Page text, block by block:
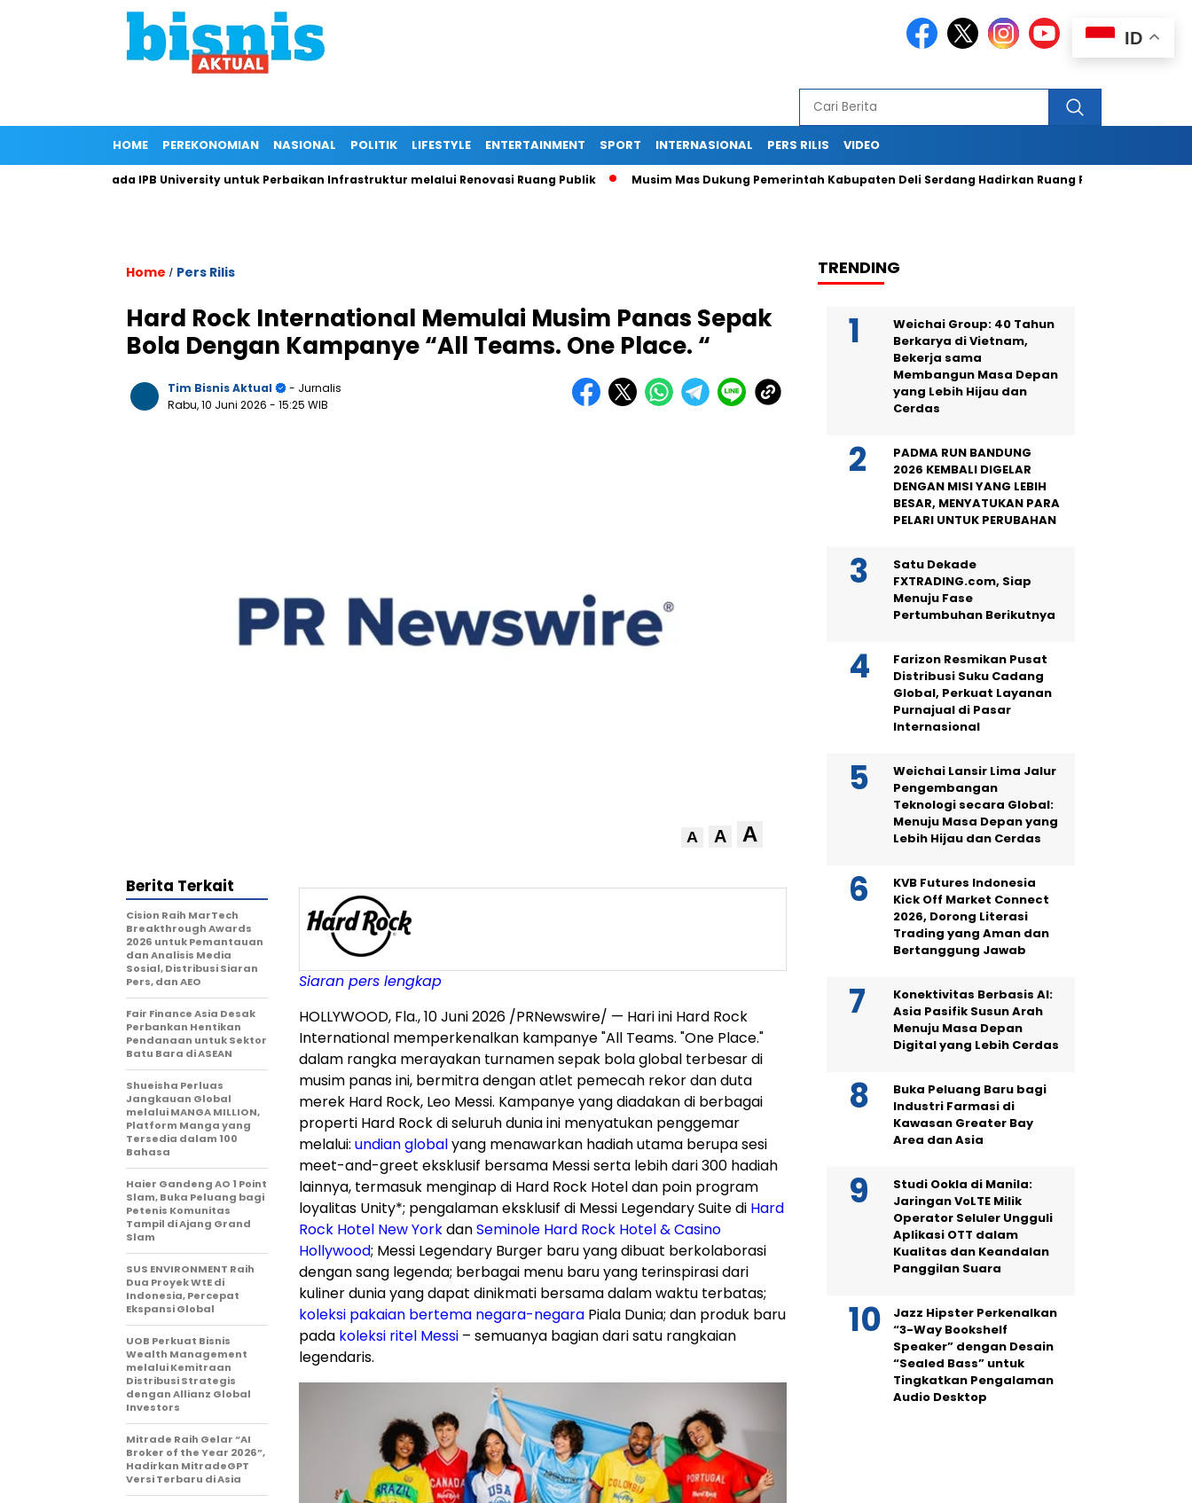
HOME PEREKONOMIAN NASIONAL POLITIK LIFESTYLE ENTERTAINMENT SPORT INTERNASIONAL PERS RILIS VIDEO
Kepada IPB University untuk Perbaikan Infrastruktur melalui Renovasi Ruang Publik Musim Mas Dukung Pemerintah Kabupaten Deli Serdang Hadirkan Ruang Publik Bersama
Home / Pers Rilis
Hard Rock International Memulai Musim Panas Sepak
Bola Dengan Kampanye “All Teams. One Place. “
Tim Bisnis Aktual
- Jurnalis
Rabu, 10 Juni 2026 - 15:25 WIB
A A A
Siaran pers lengkap
HOLLYWOOD, Fla.,10 Juni 2026 /PRNewswire/ — Hari ini Hard Rock
International memperkenalkan kampanye "All Teams. "One Place."
dalam rangka merayakan turnamen sepak bola global terbesar di
musim panas ini, bermitra dengan atlet pemecah rekor dan duta
merek Hard Rock, Leo Messi. Kampanye yang diadakan di berbagai
properti Hard Rock di seluruh dunia ini menyatukan penggemar
melalui: undian globalyang menawarkan hadiah utama berupa sesi
meet-and-greet eksklusif bersama Messi serta lebih dari 300 hadiah
lainnya, termasuk menginap di Hard Rock Hotel dan poin program
loyalitas Unity*; pengalaman eksklusif di Messi Legendary Suite di Hard
Rock Hotel New YorkdanSeminole Hard Rock Hotel & Casino
Hollywood; Messi Legendary Burger baru yang dibuat berkolaborasi
dengan sang legenda; berbagai menu baru yang terinspirasi dari
kuliner dunia yang dapat dinikmati bersama dalam waktu terbatas;
koleksi pakaian bertema negara-negara Piala Dunia; dan produk baru
pada koleksi ritel Messi – semuanya bagian dari satu rangkaian
legendaris.
Berita Terkait
Cision Raih MarTech
Breakthrough Awards
2026 untuk Pemantauan
dan Analisis Media
Sosial, Distribusi Siaran
Pers, dan AEO
Fair Finance Asia Desak
Perbankan Hentikan
Pendanaan untuk Sektor
Batu Bara di ASEAN
Shueisha Perluas
Jangkauan Global
melalui MANGA MILLION,
Platform Manga yang
Tersedia dalam 100
Bahasa
Haier Gandeng AO 1 Point
Slam, Buka Peluang bagi
Petenis Komunitas
Tampil di Ajang Grand
Slam
SUS ENVIRONMENT Raih
Dua Proyek WtE di
Indonesia, Percepat
Ekspansi Global
UOB Perkuat Bisnis
Wealth Management
melalui Kemitraan
Distribusi Strategis
dengan Allianz Global
Investors
Mitrade Raih Gelar “AI
Broker of the Year 2026”,
Hadirkan MitradeGPT
Versi Terbaru di Asia
TRENDING
Weichai Group: 40 Tahun
Berkarya di Vietnam,
Bekerja sama
Membangun Masa Depan
yang Lebih Hijau dan
Cerdas
PADMA RUN BANDUNG
2026 KEMBALI DIGELAR
DENGAN MISI YANG LEBIH
BESAR, MENYATUKAN PARA
PELARI UNTUK PERUBAHAN
Satu Dekade
FXTRADING.com, Siap
Menuju Fase
Pertumbuhan Berikutnya
Farizon Resmikan Pusat
Distribusi Suku Cadang
Global, Perkuat Layanan
Purnajual di Pasar
Internasional
Weichai Lansir Lima Jalur
Pengembangan
Teknologi secara Global:
Menuju Masa Depan yang
Lebih Hijau dan Cerdas
KVB Futures Indonesia
Kick Off Market Connect
2026, Dorong Literasi
Trading yang Aman dan
Bertanggung Jawab
Konektivitas Berbasis AI:
Asia Pasifik Susun Arah
Menuju Masa Depan
Digital yang Lebih Cerdas
Buka Peluang Baru bagi
Industri Farmasi di
Kawasan Greater Bay
Area dan Asia
Studi Ookla di Manila:
Jaringan VoLTE Milik
Operator Seluler Ungguli
Aplikasi OTT dalam
Kualitas dan Keandalan
Panggilan Suara
Jazz Hipster Perkenalkan
“3-Way Bookshelf
Speaker” dengan Desain
“Sealed Bass” untuk
Tingkatkan Pengalaman
Audio Desktop
ID